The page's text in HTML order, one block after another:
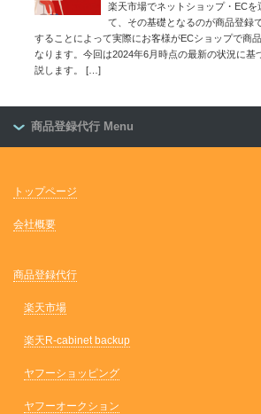
楽天市場でネットショップ・ECを
て、その基礎となるのが商品登録
することによって実際にお客様がECショップで商
なります。今回は2024年6月時点の最新の状況に基
説します。
[…]
商品登録代行 Menu
トップページ
会社概要
商品登録代行
楽天市場
楽天R-cabinet backup
ヤフーショッピング
ヤフーオークション